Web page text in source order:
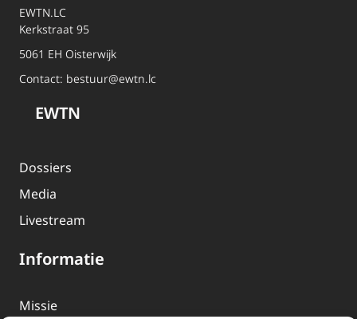
EWTN.LC
Kerkstraat 95
5061 EH Oisterwijk
Contact: bestuur@ewtn.lc
EWTN
Dossiers
Media
Livestream
Informatie
Missie